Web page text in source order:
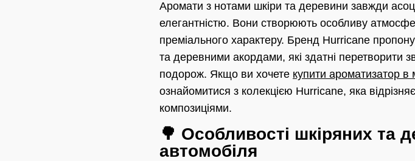
Аромати з нотами шкіри та деревини завжди
елегантністю. Вони створюють особливу
преміального характеру. Бренд Hurricane
та деревними акордами, які здатні перетворити
подорож. Якщо ви хочете купити ароматизатор
ознайомитися з колекцією Hurricane, яка
композиціями.
🌳 Особливості шкіряних та
автомобіля